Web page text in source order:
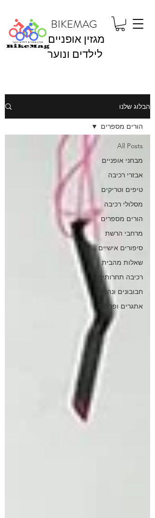
BIKEMAG
מגזין אופניים
לילדים ונוער
הבלוג שלנו
All Posts
מבחני אופניים
אבזרי רכיבה
טיפים וטריקים
מסלולי רכיבה
הורים מספרים
מרחבי הרשת
סיפורים אישיים
שאלות מהבית
רכיבה תחרותית
חבובונים ונהנים
אתגרים ופרסים
הורים מספרים